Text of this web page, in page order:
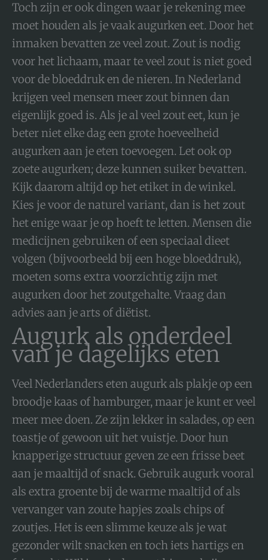
Toch zijn er ook dingen waar je rekening mee
moet houden als je vaak augurken eet. Door het
inmaken bevatten ze veel zout. Zout is nodig
voor het lichaam, maar te veel zout is niet goed
voor de bloeddruk en de nieren. In Nederland
krijgen veel mensen meer zout binnen dan
eigenlijk goed is. Als je al veel zout eet, kun je
beter niet elke dag een grote hoeveelheid
augurken aan je eten toevoegen. Let ook op
zoete augurken; deze kunnen suiker bevatten.
Kijk daarom altijd op het etiket in de winkel.
Kies je voor de naturel variant, dan is het zout
het enige waar je op hoeft te letten. Mensen die
medicijnen gebruiken of een speciaal dieet
volgen (bijvoorbeeld bij een hoge bloeddruk),
moeten soms extra voorzichtig zijn met
augurken door het zoutgehalte. Vraag dan
advies aan je arts of diëtist.
Augurk als onderdeel
van je dagelijks eten
Veel Nederlanders eten augurk als plakje op een
broodje kaas of hamburger, maar je kunt er veel
meer mee doen. Ze zijn lekker in salades, op een
toastje of gewoon uit het vuistje. Door hun
knapperige structuur geven ze een frisse beet
aan je maaltijd of snack. Gebruik augurk vooral
als extra groente bij de warme maaltijd of als
vervanger van zoute hapjes zoals chips of
zoutjes. Het is een slimme keuze als je wat
gezonder wilt snacken en toch iets hartigs en